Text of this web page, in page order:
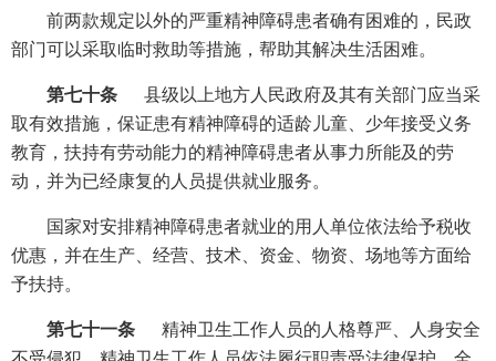
前两款规定以外的严重精神障碍患者确有困难的，民政
部门可以采取临时救助等措施，帮助其解决生活困难。
第七十条
县级以上地方人民政府及其有关部门应当采
取有效措施，保证患有精神障碍的适龄儿童、少年接受义务
教育，扶持有劳动能力的精神障碍患者从事力所能及的劳
动，并为已经康复的人员提供就业服务。
国家对安排精神障碍患者就业的用人单位依法给予税收
优惠，并在生产、经营、技术、资金、物资、场地等方面给
予扶持。
第七十一条
精神卫生工作人员的人格尊严、人身安全